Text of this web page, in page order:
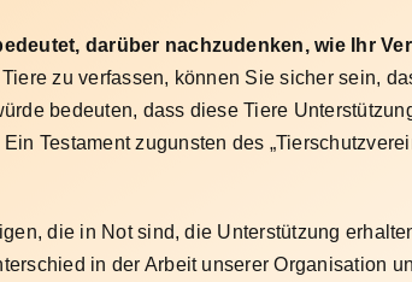
darüber nachzudenken, wie Ihr
zu verfassen, können Sie sicher sein,
bedeuten, dass diese Tiere
Testament zugunsten des
die in Not sind, die Unterstützung
in der Arbeit unserer Organisation